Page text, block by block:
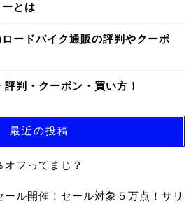
とは
ードバイク通販の評判やクーポ
判・クーポン・買い方！
最近の投稿
フってまじ？
ル開催！セール対象５万点！サリ